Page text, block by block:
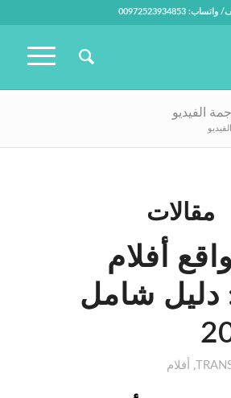
00972523934853
مقالات
أفلام
دليل شامل
, أفلام